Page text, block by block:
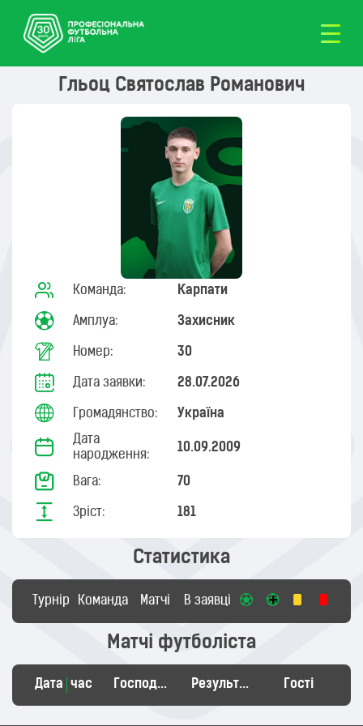
Гльоц Святослав Романович
Команда: Карпати
Амплуа: Захисник
Номер: 30
Дата заявки: 28.07.2026
Громадянство: Україна
Дата
народження:
10.09.2009
Вага: 70
Зріст: 181
Статистика
Турнір Команда Матчі В заявці
Матчі футболіста
Дата час Господарі Результат Гості